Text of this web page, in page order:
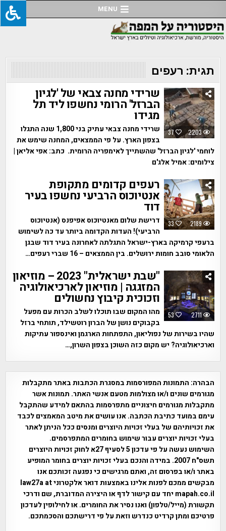
to
content
MENU
תגית: רעפים
37 2203
שרידי מחנה צבאי של 'לגיון
הברזל' הרומי נחשפו ליד תל
מגידו
שרידי מחנה צבאי עתיק בני 1,800 שנה התגלו
בצפון הארץ. על פי הממצאים, המחנה שימש את
לוחמי 'לגיון הברזל' שהשתייך לאימפריה הרומית. כתב: אפי אליאן |
צילומים: אמיל אלג'ם
33 2189
רעפים קדומים מתקופת
אנטיוכוס הרביעי נחשפו בעיר
דוד
דרישת שלום מאנטיוכוס אפיפנס (אנטיוכוס
הרביעי)! העדות הקדומה ביותר עד כה לשימוש
ברעפי קרמיקה בארץ-ישראל התגלתה לאחרונה בעיר דוד שבגן
הלאומי סובב חומות ירושלים. בין הממצאים – 16 שברי רעפים…
53 2711
"שבת ישראלית" 2023 – מוזיאון
המזגגה | מוזיאון לארכיאולוגיה
וזכוכית קיבוץ נחשולים
מהו המקום שבו תוכלו לשלב הכרות עם מפעל
בקבוקים נושן של הברון רוטשילד, תותחי ברזל
שהיו בשירות של נפוליאון, התפתחות הארגמן ואינספור עתיקות
וארכיאולוגיה? יש מקום כזה השוכן בצפון השרון,…
הבהרה: התמונות המפורסמות במסגרת הכתבות באתר מתקבלות
מגורמים שונים ו/או מצולמות מטעם אנשי האתר. תמונות אשר
מתקבלות מגורמים חיצוניים מתפרסמות בהתאם למידע שהתקבל
עימם במועד כתיבת הכתבה. אנו עושים את מיטב המאמצים לכבד
את זכויותיהם של בעלי זכויות היוצרים ומנסים ככל הניתן לאתר
בעלי זכויות יוצרים עבור שימוש בחומרים המתפרסמים.
השימוש נעשה על פי עדכון 5 לסעיף 27א לחוק זכויות היוצרים
תשס"ח 2007. במידה והנכם בעלי זכויות יוצרים בחומר המופיע
באתר ו/או בפרסום זה, ואתם מרגישים כי נפגעה זכותכם אנו
מבקשים ממכם לפנות אלינו באמצעות דואר אלקטרוני law27a at
mapah.co.il יחד עם קישור לדף או היצירה המדוברת, שם ודרכי
תקשורת (מייל/טלפון) ואנו נסיר את החומרים. או לחילופין לעדכון
פרטיכם ומתן קרדיט כנדרש וזאת על פי דרישתכם והסכמתכם.